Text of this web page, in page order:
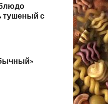
тушеный с